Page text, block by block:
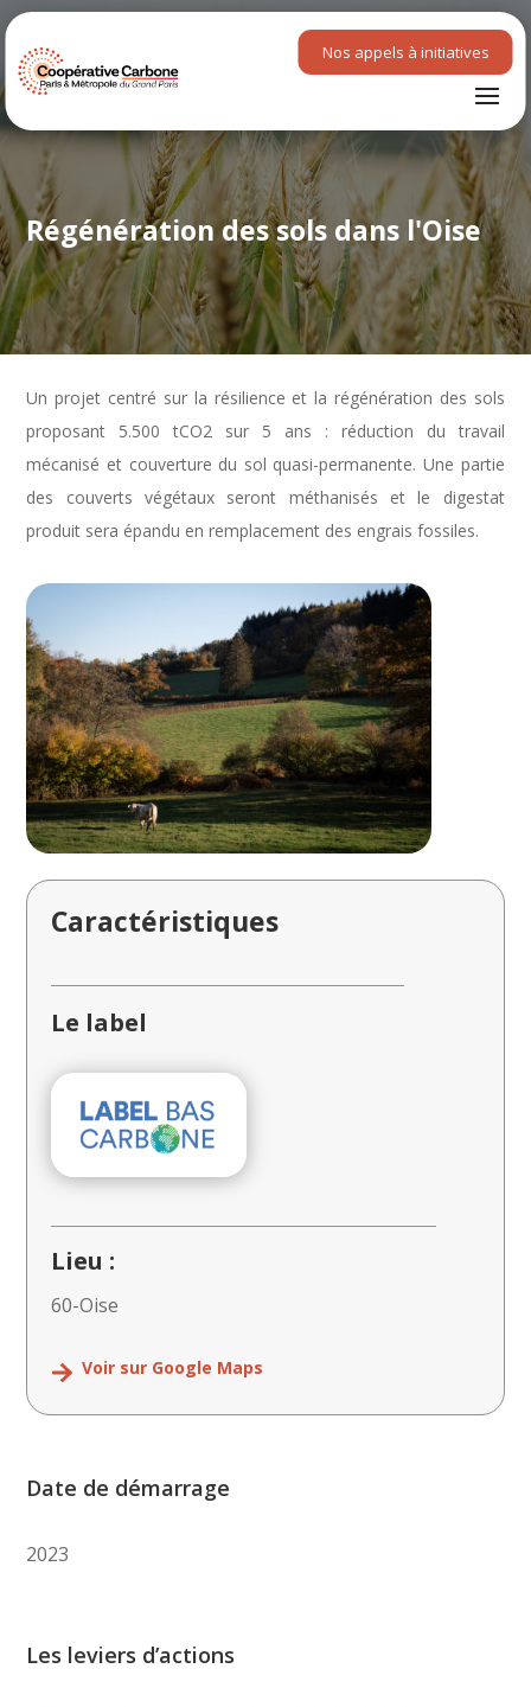
Nos appels à initiatives
Régénération des sols dans l'Oise
Un projet centré sur la résilience et la régénération des sols
proposant 5.500 tCO2 sur 5 ans : réduction du travail
mécanisé et couverture du sol quasi-permanente. Une partie
des couverts végétaux seront méthanisés et le digestat
produit sera épandu en remplacement des engrais fossiles.
Caractéristiques
Le label
Lieu :
60-Oise
Voir sur Google Maps
Date de démarrage
2023
Les leviers d’actions